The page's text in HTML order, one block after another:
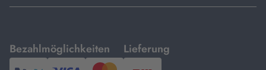
Bezahlmöglichkeiten
mit
Lieferung
mit